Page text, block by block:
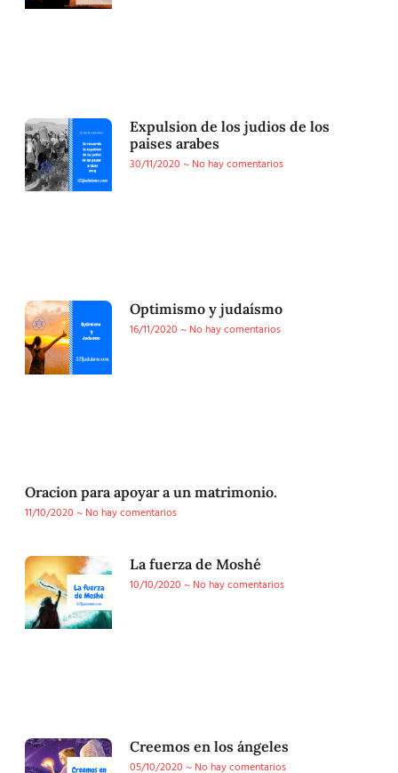
Expulsion de los judios de los
paises arabes
30/11/2020
No hay comentarios
Optimismo y judaísmo
16/11/2020
No hay comentarios
Oracion para apoyar a un matrimonio.
11/10/2020
No hay comentarios
La fuerza de Moshé
10/10/2020
No hay comentarios
Creemos en los ángeles
05/10/2020
No hay comentarios